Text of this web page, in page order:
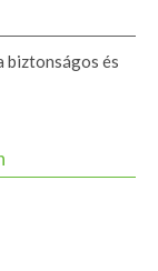
biztonságos és